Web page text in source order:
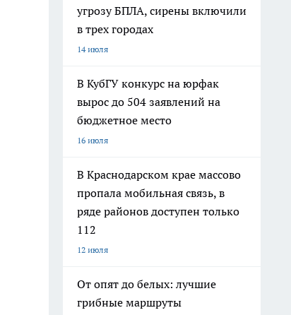
угрозу БПЛА, сирены включили
в трех городах
14 июля
В КубГУ конкурс на юрфак
вырос до 504 заявлений на
бюджетное место
16 июля
В Краснодарском крае массово
пропала мобильная связь, в
ряде районов доступен только
112
12 июля
От опят до белых: лучшие
грибные маршруты